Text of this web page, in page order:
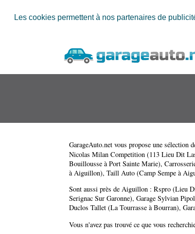
Les cookies permettent à nos partenaires de
GarageAuto.net vous propose une sélection
Nicolas Milan Competition (113 Lieu Dit
Bouillousse à Port Sainte Marie),
à Aiguillon), Taill Auto (Camp Sempe à
Sont aussi près de Aiguillon : Rspro (Lieu
Serignac Sur Garonne), Garage Sylvian
Duclos Tallet (La Tourrasse à Bourran),
Vous n'avez pas trouvé ce que vous